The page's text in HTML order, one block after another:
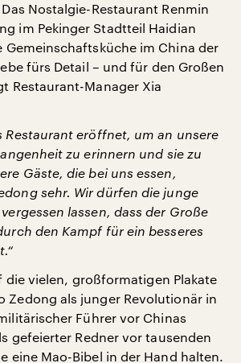
Nostalgie-Restaurant Renmin
im Pekinger Stadtteil Haidian
Gemeinschaftsküche im China der
fürs Detail – und für den Großen
Restaurant-Manager Xia
Restaurant eröffnet, um an unsere
zu erinnern und sie zu
Gäste, die bei uns essen,
sehr. Wir dürfen die junge
lassen, dass der Große
den Kampf für ein besseres
die vielen, großformatigen Plakate
Zedong als junger Revolutionär in
Führer vor Chinas
gefeierter Redner vor tausenden
eine Mao-Bibel in der Hand halten.